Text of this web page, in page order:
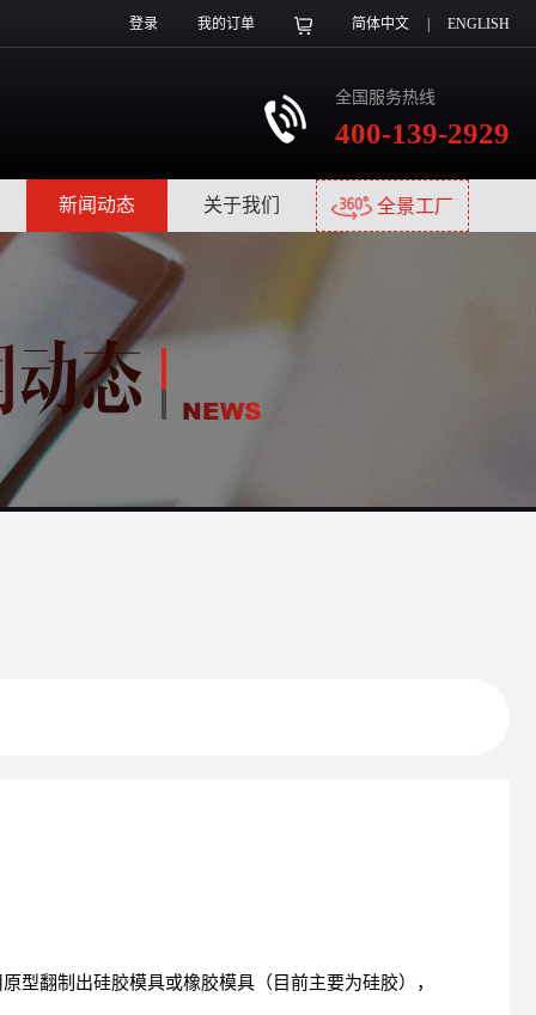
登录 我的订单 简体中文 ENGLISH
全国服务热线
400-139-2929
新闻动态 关于我们 全景工厂
型翻制出硅胶模具或橡胶模具（目前主要为硅胶），